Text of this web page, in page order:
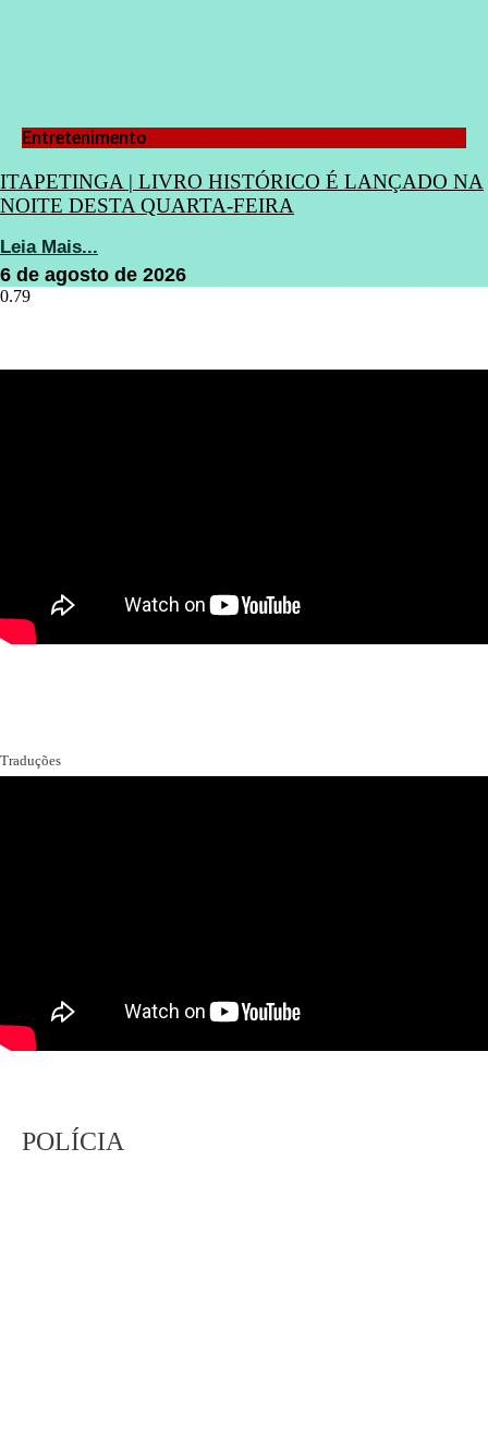
Entretenimento
ITAPETINGA | LIVRO HISTÓRICO É LANÇADO NA
NOITE DESTA QUARTA-FEIRA
Leia Mais...
6 de agosto de 2026
Traduções
POLÍCIA